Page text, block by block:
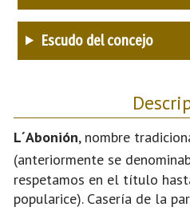
Escudo del concejo
L´Abonión, nombre
(anteriormente se
respetamos en el título
popularice). Casería de la